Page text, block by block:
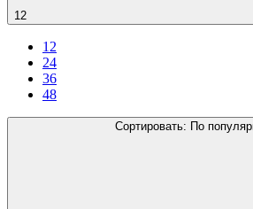
12
12
24
36
48
Сортировать: По